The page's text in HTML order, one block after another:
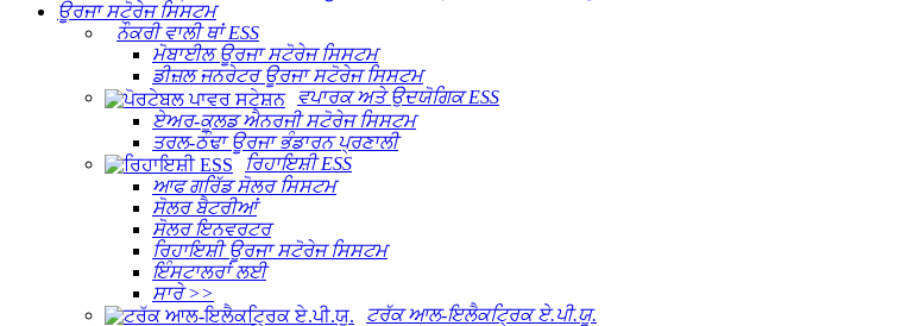
ਊਰਜਾ ਸਟੋਰੇਜ ਸਿਸਟਮ
ਨੌਕਰੀ ਵਾਲੀ ਥਾਂ ESS
ਮੋਬਾਈਲ ਊਰਜਾ ਸਟੋਰੇਜ ਸਿਸਟਮ
ਡੀਜ਼ਲ ਜਨਰੇਟਰ ਊਰਜਾ ਸਟੋਰੇਜ ਸਿਸਟਮ
ਵਪਾਰਕ ਅਤੇ ਉਦਯੋਗਿਕ ESS
ਏਅਰ-ਕੂਲਡ ਐਨਰਜੀ ਸਟੋਰੇਜ ਸਿਸਟਮ
ਤਰਲ-ਠੰਢਾ ਊਰਜਾ ਭੰਡਾਰਨ ਪ੍ਰਣਾਲੀ
ਰਿਹਾਇਸ਼ੀ ESS
ਆਫ ਗਰਿੱਡ ਸੋਲਰ ਸਿਸਟਮ
ਸੋਲਰ ਬੈਟਰੀਆਂ
ਸੋਲਰ ਇਨਵਰਟਰ
ਰਿਹਾਇਸ਼ੀ ਊਰਜਾ ਸਟੋਰੇਜ ਸਿਸਟਮ
ਇੰਸਟਾਲਰਾਂ ਲਈ
ਸਾਰੇ >>
ਟਰੱਕ ਆਲ-ਇਲੈਕਟ੍ਰਿਕ ਏ.ਪੀ.ਯੂ.